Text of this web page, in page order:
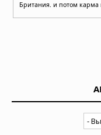
Британия. и потом карма